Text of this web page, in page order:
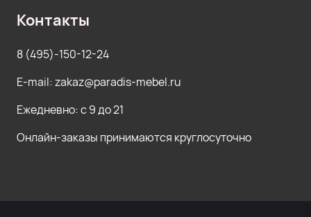
Контакты
8 (495)-150-12-24
E-mail: zakaz@paradis-mebel.ru
Ежедневно: с 9 до 21
Онлайн-заказы принимаются круглосуточно